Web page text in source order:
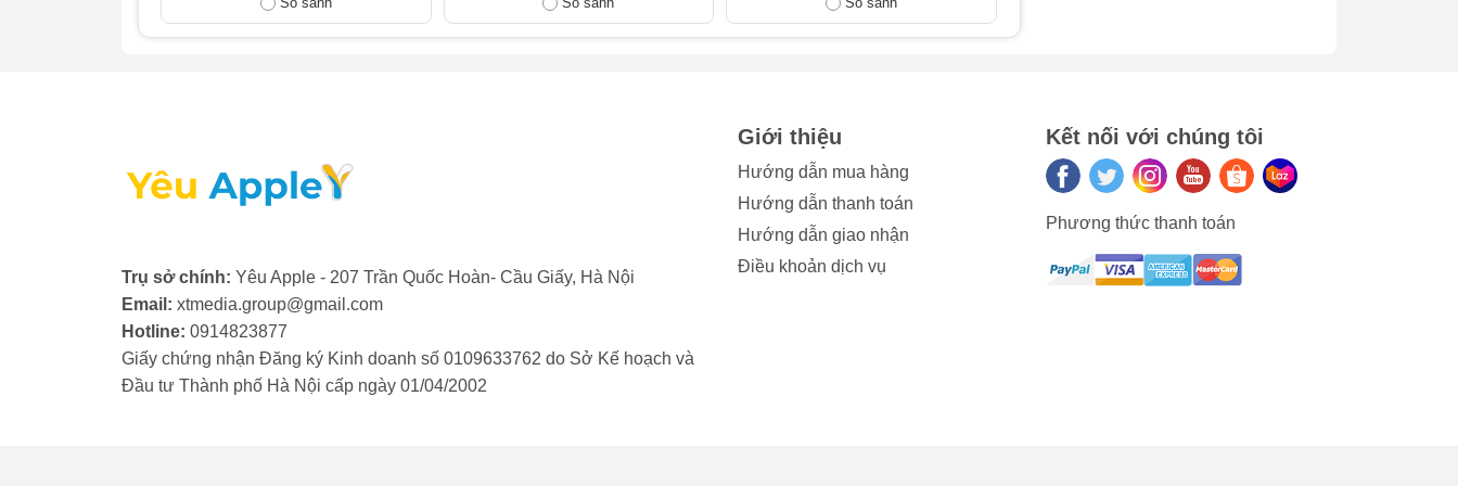
Dù màn hình cảm ứng bên trong vẫn hoạt động bình thường, vết nứt không chỉ làm mất thẩm mỹ mà còn tiềm
- Màn hình cảm ứng bị loạn: Sau khi va đập, màn hình vẫn hiển thị nhưng cảm ứng bị loạn, nhấn không chính
xác hoặc không phản hồi. Vấn đề này có thể do lớp kính bên ngoài bị biến dạng, ảnh hưởng đến cảm biến
- Kính bị hở: Lớp keo dán giữa kính và màn hình bị bong ra, tạo thành khe hở. Tình trạng này có thể xảy ra do
nhiệt độ cao, va đập hoặc pin bị phù. Khe hở này tạo điều kiện cho bụi bẩn và nước xâm nhập, gây hư hại
nghiêm trọng cho các linh kiện bên trong.
Nếu bạn gặp phải một trong các dấu hiệu trên, hãy cân nhắc thay ép kính Apple Watch để khôi phục lại vẻ
Trụ sở chính: Yêu Apple - 207 Trần Quốc Hoàn- Cầu Giấy, Hà Nội
Email: xtmedia.group@gmail.com
Hotline: 0914823877
Giấy chứng nhận Đăng ký Kinh doanh số 0109633762 do Sở Kế hoạch và
Đầu tư Thành phố Hà Nội cấp ngày 01/04/2002
Giới thiệu
Hướng dẫn mua hàng
Hướng dẫn thanh toán
Hướng dẫn giao nhận
Điều khoản dịch vụ
Kết nối với chúng tôi
Phương thức thanh toán